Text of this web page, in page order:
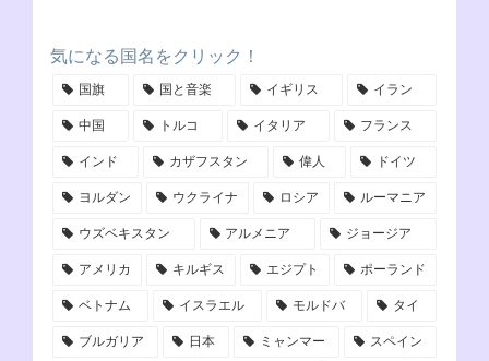
気になる国名をクリック！
国旗 国と音楽 イギリス イラン
中国 トルコ イタリア フランス
インド カザフスタン 偉人 ドイツ
ヨルダン ウクライナ ロシア ルーマニア
ウズベキスタン アルメニア ジョージア
アメリカ キルギス エジプト ポーランド
ベトナム イスラエル モルドバ タイ
ブルガリア 日本 ミャンマー スペイン